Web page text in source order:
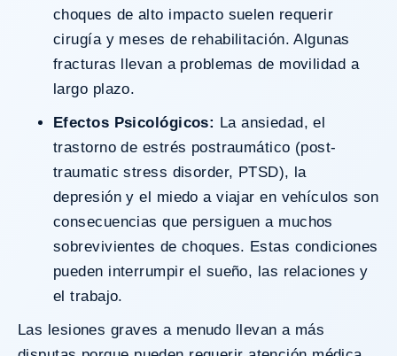
choques de alto impacto suelen requerir
cirugía y meses de rehabilitación. Algunas
fracturas llevan a problemas de movilidad a
largo plazo.
Efectos Psicológicos: La ansiedad, el
trastorno de estrés postraumático (post-
traumatic stress disorder, PTSD), la
depresión y el miedo a viajar en vehículos son
consecuencias que persiguen a muchos
sobrevivientes de choques. Estas condiciones
pueden interrumpir el sueño, las relaciones y
el trabajo.
Las lesiones graves a menudo llevan a más